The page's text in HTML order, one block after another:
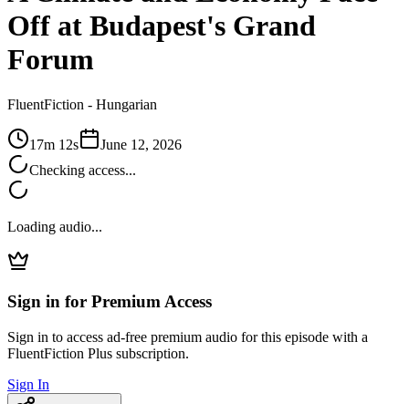
Off at Budapest's Grand
Forum
FluentFiction - Hungarian
17m 12s
June 12, 2026
Checking access...
Loading audio...
Sign in for Premium Access
Sign in to access ad-free premium audio for this episode with a
FluentFiction Plus subscription.
Sign In